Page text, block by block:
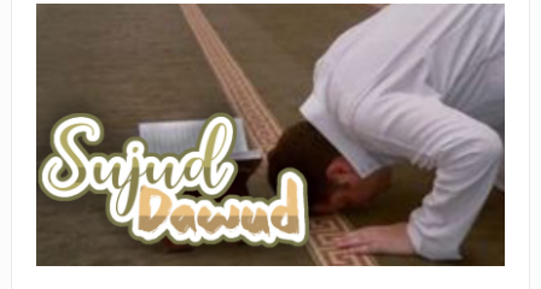
APA HUKUM MEMPERCEPAT PEMBAYARAN ZAKAT
SEBELUM TIBA SAAT WAJIB?
HAKIKAT NIKMAT DI DUNIA!
BAGAIMANA CARA MEMBAYAR ZAKAT UANG?
UANG HARAM BISA MENJADI HALAL JIKA SEBAB
KEPEMILIKANNYA BERUBAH